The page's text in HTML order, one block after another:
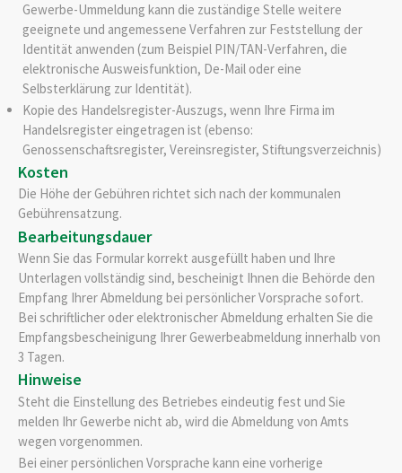
Gewerbe-Ummeldung kann die zuständige Stelle weitere
geeignete und angemessene Verfahren zur Feststellung der
Identität anwenden (zum Beispiel PIN/TAN-Verfahren, die
elektronische Ausweisfunktion, De-Mail oder eine
Selbsterklärung zur Identität).
Kopie des Handelsregister-Auszugs, wenn Ihre Firma im
Handelsregister eingetragen ist (ebenso:
Genossenschaftsregister, Vereinsregister, Stiftungsverzeichnis)
Kosten
Die Höhe der Gebühren richtet sich nach der kommunalen
Gebührensatzung.
Bearbeitungsdauer
Wenn Sie das Formular korrekt ausgefüllt haben und Ihre
Unterlagen vollständig sind, bescheinigt Ihnen die Behörde den
Empfang Ihrer Abmeldung bei persönlicher Vorsprache sofort.
Bei schriftlicher oder elektronischer Abmeldung erhalten Sie die
Empfangsbescheinigung Ihrer Gewerbeabmeldung innerhalb von
3 Tagen.
Hinweise
Steht die Einstellung des Betriebes eindeutig fest und Sie
melden Ihr Gewerbe nicht ab, wird die Abmeldung von Amts
wegen vorgenommen.
Bei einer persönlichen Vorsprache kann eine vorherige